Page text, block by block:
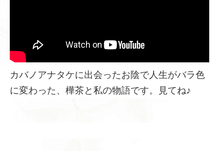
カバノアナタケに出会ったお陰で人生がバラ色
に変わった、樺茶と私の物語です。見てね♪